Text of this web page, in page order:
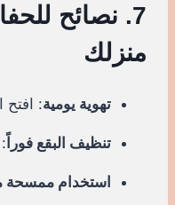
7. نصائح
منزلك
تهوية يومية: افتح النوافذ
تنظيف البقع فوراً
استخدام ممسحة